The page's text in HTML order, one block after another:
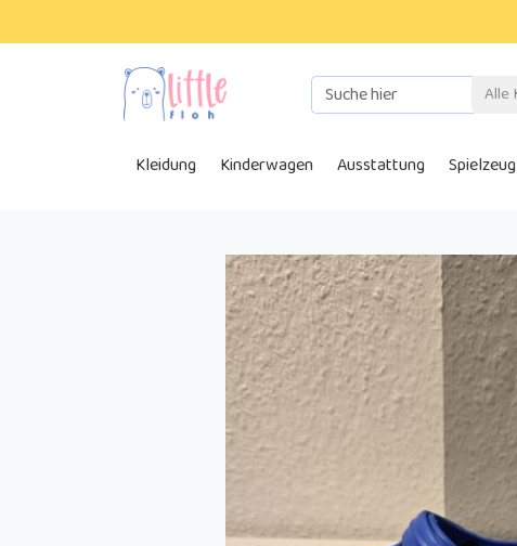
Kleidung Kinderwagen Ausstattung Spielzeug